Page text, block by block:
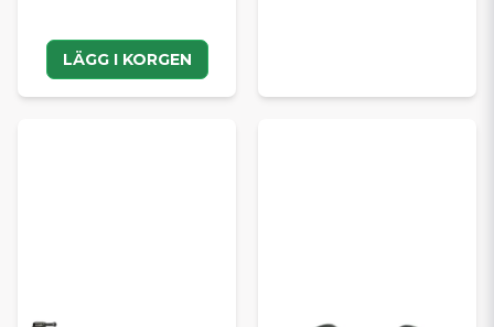
LÄGG I KORGEN